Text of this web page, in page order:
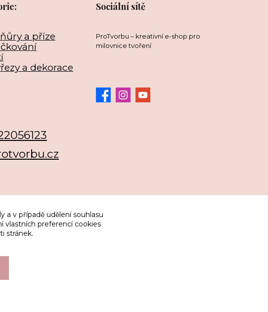
a příze
a dekorace
Sociální sítě
ProTvorbu – kreativní e-shop pro
milovnice tvoření
a v případě udělení souhlasu
vlastních preferencí cookies
stránek.